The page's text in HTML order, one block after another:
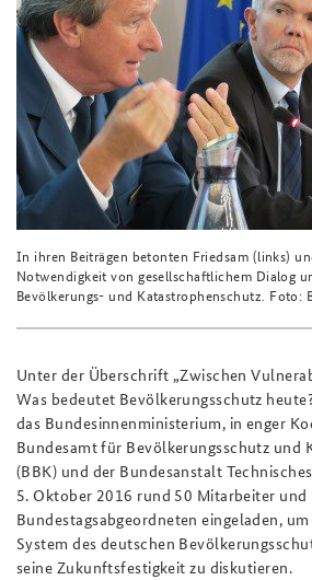
In ihren Beiträgen betonten Friedsam (links)
Notwendigkeit von gesellschaftlichem Dialog
Bevölkerungs- und Katastrophenschutz. Foto:
Unter der Überschrift „Zwischen
Was bedeutet Bevölkerungsschutz
das Bundesinnenministerium, in enger
Bundesamt für Bevölkerungsschutz und
(BBK) und der Bundesanstalt
5. Oktober 2016 rund 50 Mitarbeiter
Bundestagsabgeordneten eingeladen,
System des deutschen
seine Zukunftsfestigkeit zu diskutieren.